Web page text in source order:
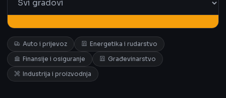
Auto i prijevoz
Energetika i rudarstvo
Finansije i osiguranje
Građevinarstvo
Industrija i proizvodnja